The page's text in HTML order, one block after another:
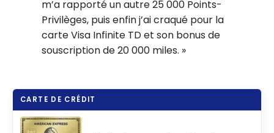
m’a rapporté un autre 25 000 Points-
Privilèges, puis enfin j’ai craqué pour la
carte Visa Infinite TD et son bonus de
souscription de 20 000 miles.
CARTE DE CRÉDIT